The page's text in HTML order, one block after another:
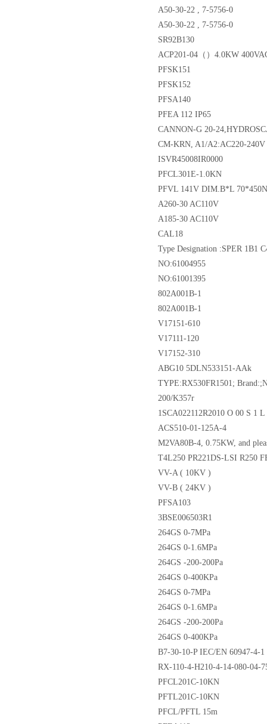
A50-30-22 , 7-5756-0
A50-30-22 , 7-5756-0
SR92B130
ACP201-04（）4.0KW
PFSK151
PFSK152
PFSA140
PFEA 112 IP65
CANNON-G 20-
CM-KRN, A1/A2:AC220-
ISVR45008IR0000
PFCL301E-1.0KN
PFVL 141V DIM.B*L
A260-30 AC110V
A185-30 AC110V
CAL18
Type Designation :SPER 1B1
NO:61004955
NO:61001395
802A001B-1
802A001B-1
V17151-610
V17111-120
V17152-310
ABG10 5DLN533151-AAk
TYPE:RX530FR1501;
200/K357r
1SCA022112R2010 O 00 S 1
ACS510-01-125A-4
M2VA80B-4, 0.75KW, and
T4L250 PR221DS-LSI R250
VV-A ( 10KV )
VV-B ( 24KV )
PFSA103
3BSE006503R1
264GS 0-7MPa
264GS 0-1.6MPa
264GS -200-200Pa
264GS 0-400KPa
264GS 0-7MPa
264GS 0-1.6MPa
264GS -200-200Pa
264GS 0-400KPa
B7-30-10-P IEC/EN 60947-4-1
RX-110-4-H210-4-14-080-04-
PFCL201C-10KN
PFTL201C-10KN
PFCL/PFTL 15m